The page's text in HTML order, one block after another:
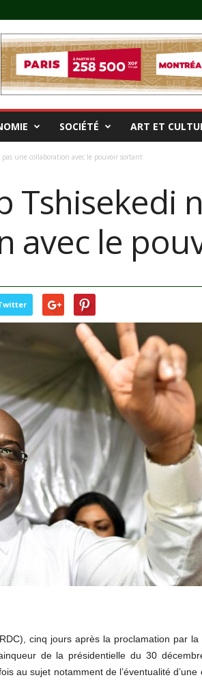
SOCIÉTÉ ART ET
pas une collaboration avec le pouvoir sortant
Tshisekedi
avec le
cinq jours après la proclamation par la
de la présidentielle du 30
au sujet notamment de l’éventualité d’une